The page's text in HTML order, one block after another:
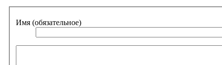
Имя (обязательное)